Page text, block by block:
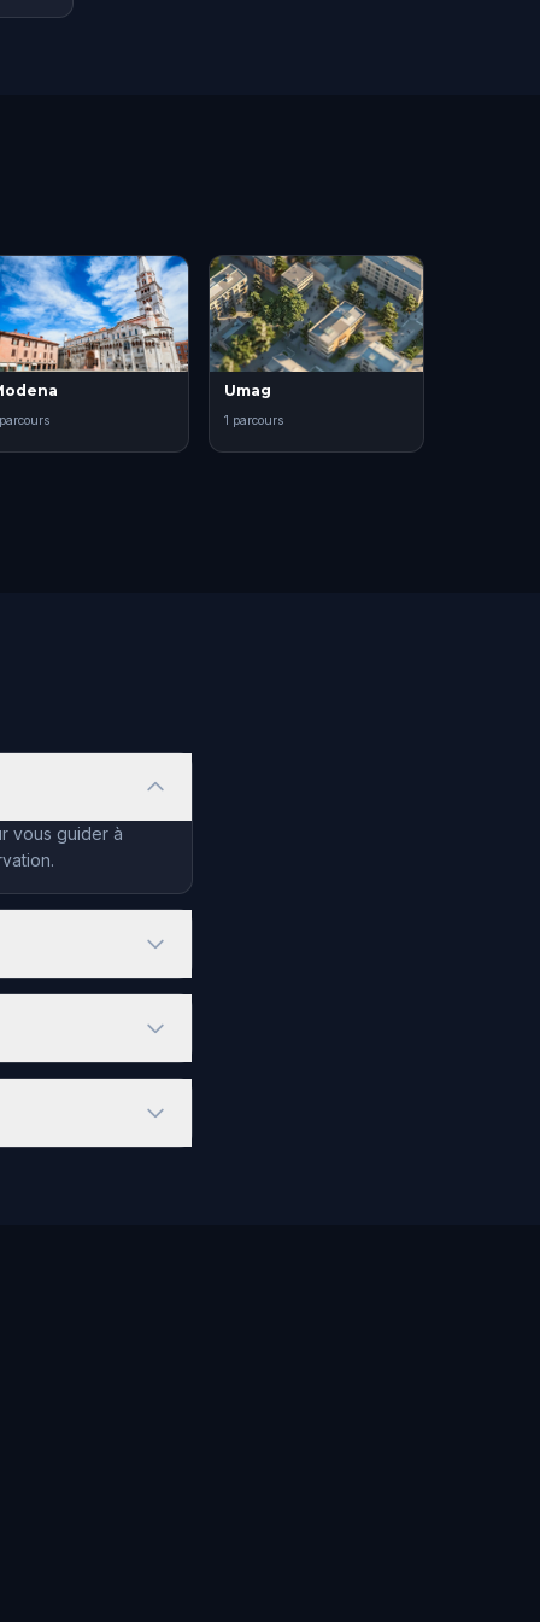
Umag
1 parcours
vous guider à